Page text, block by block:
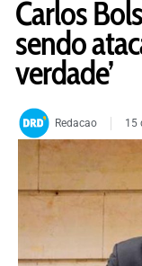
Carlos
sendo
verdade’
Redacao 15